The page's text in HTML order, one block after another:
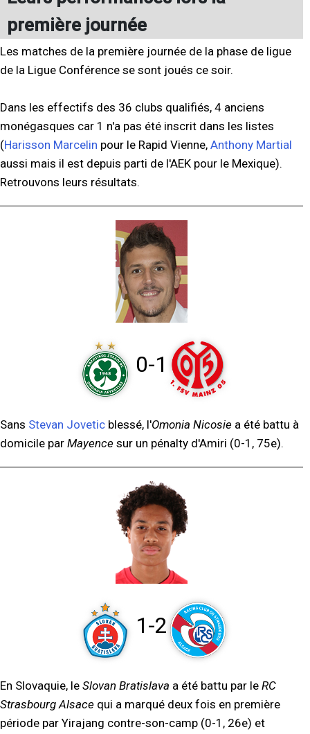
première journée
Les matches de la première journée de la phase de ligue
de la Ligue Conférence se sont joués ce soir.
Dans les effectifs des 36 clubs qualifiés, 4 anciens
monégasques car 1 n'a pas été inscrit dans les listes
(Harisson Marcelin pour le Rapid Vienne, Anthony Martial
aussi mais il est depuis parti de l'AEK pour le Mexique).
Retrouvons leurs résultats.
0-1
Sans Stevan Jovetic blessé, l'Omonia Nicosie a été battu à
domicile par Mayence sur un pénalty d'Amiri (0-1, 75e).
1-2
En Slovaquie, le Slovan Bratislava a été battu par le RC
Strasbourg Alsace qui a marqué deux fois en première
période par Yirajang contre-son-camp (0-1, 26e) et